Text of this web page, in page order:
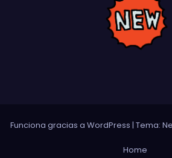
Funciona gracias a WordPress | Tema:
Home